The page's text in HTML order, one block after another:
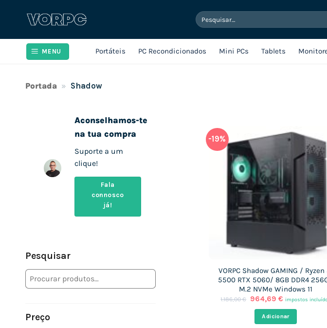
Pesquisar
por:
MENU Portáteis PC Recondicionados Mini PCs Tablets
Portada » Shadow
Aconselhamos-te
na tua compra
Suporte a um
clique!
Fala
connosco
já!
Pesquisar
Preço
-19%
VORPC Shadow GAMING / Ryzen
5500 RTX 5060/ 8GB DDR4
M.2 NVMe Windows 11
1.186,00€
O
original
era:
964,69 €O
atual
é:
impostos
Adicionar